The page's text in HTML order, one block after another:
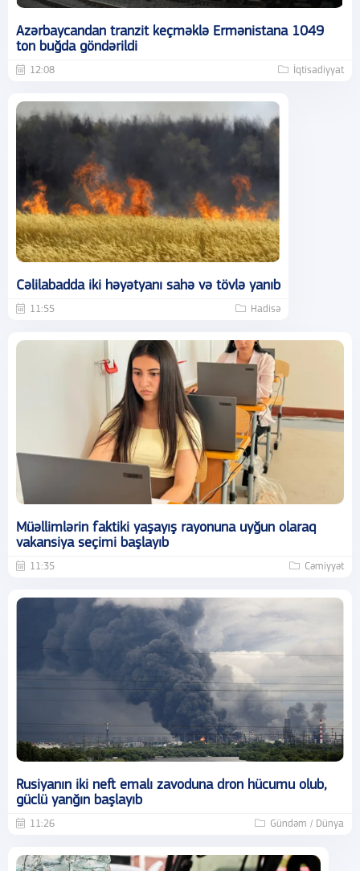
Azərbaycandan tranzit keçməklə Ermənistana 1049
ton buğda göndərildi
12:08 İqtisadiyyat
Cəlilabadda iki həyətyanı sahə və tövlə yanıb
11:55 Hadisə
Müəllimlərin faktiki yaşayış rayonuna uyğun olaraq
vakansiya seçimi başlayıb
11:35 Cəmiyyət
Rusiyanın iki neft emalı zavoduna dron hücumu olub,
güclü yanğın başlayıb
11:26 Gündəm / Dünya